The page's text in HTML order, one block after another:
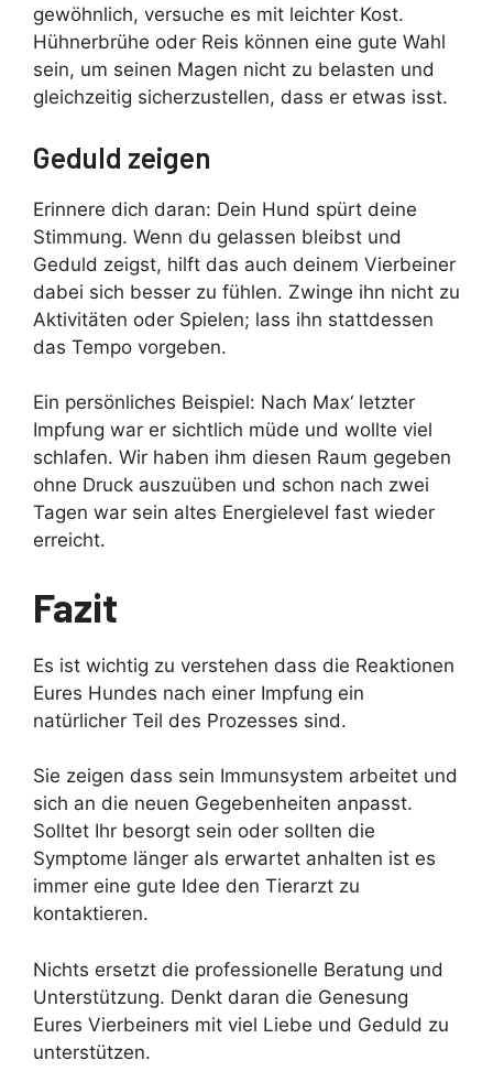
gewöhnlich, versuche es mit leichter Kost.
Hühnerbrühe oder Reis können eine gute Wahl
sein, um seinen Magen nicht zu belasten und
gleichzeitig sicherzustellen, dass er etwas isst.
Geduld zeigen
Erinnere dich daran: Dein Hund spürt deine
Stimmung. Wenn du gelassen bleibst und
Geduld zeigst, hilft das auch deinem Vierbeiner
dabei sich besser zu fühlen. Zwinge ihn nicht zu
Aktivitäten oder Spielen; lass ihn stattdessen
das Tempo vorgeben.
Ein persönliches Beispiel: Nach Max‘ letzter
Impfung war er sichtlich müde und wollte viel
schlafen. Wir haben ihm diesen Raum gegeben
ohne Druck auszuüben und schon nach zwei
Tagen war sein altes Energielevel fast wieder
erreicht.
Fazit
Es ist wichtig zu verstehen dass die Reaktionen
Eures Hundes nach einer Impfung ein
natürlicher Teil des Prozesses sind.
Sie zeigen dass sein Immunsystem arbeitet und
sich an die neuen Gegebenheiten anpasst.
Solltet Ihr besorgt sein oder sollten die
Symptome länger als erwartet anhalten ist es
immer eine gute Idee den Tierarzt zu
kontaktieren.
Nichts ersetzt die professionelle Beratung und
Unterstützung. Denkt daran die Genesung
Eures Vierbeiners mit viel Liebe und Geduld zu
unterstützen.